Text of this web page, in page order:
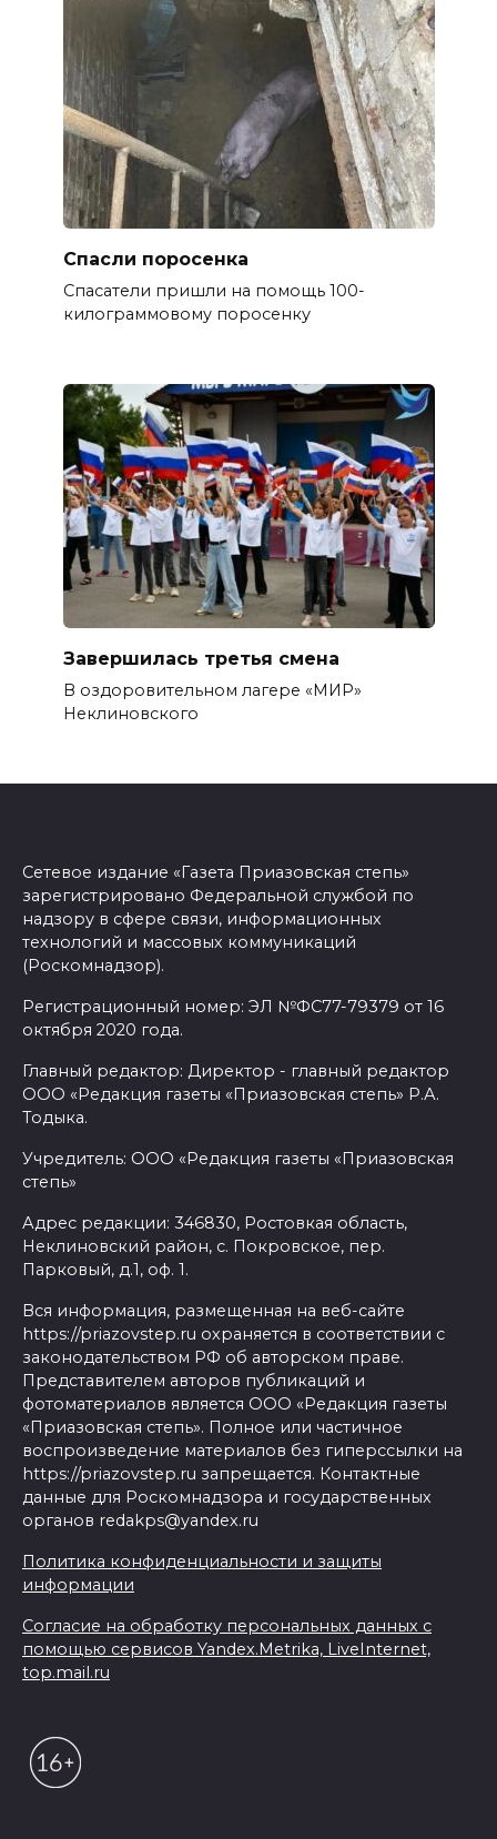
Спасли поросенка
Спасатели пришли на помощь 100-
килограммовому поросенку
Завершилась третья смена
В оздоровительном лагере «МИР»
Неклиновского
Сетевое издание «Газета Приазовская степь»
зарегистрировано Федеральной службой по
надзору в сфере связи, информационных
технологий и массовых коммуникаций
(Роскомнадзор).
Регистрационный номер: ЭЛ №ФС77-79379 от 16
октября 2020 года.
Главный редактор: Директор - главный редактор
ООО «Редакция газеты «Приазовская степь» Р.А.
Тодыка.
Учредитель: ООО «Редакция газеты «Приазовская
степь»
Адрес редакции: 346830, Ростовкая область,
Неклиновский район, с. Покровское, пер.
Парковый, д.1, оф. 1.
Вся информация, размещенная на веб-сайте
https://priazovstep.ru охраняется в соответствии с
законодательством РФ об авторском праве.
Представителем авторов публикаций и
фотоматериалов является ООО «Редакция газеты
«Приазовская степь». Полное или частичное
воспроизведение материалов без гиперссылки на
https://priazovstep.ru запрещается. Контактные
данные для Роскомнадзора и государственных
органов redakps@yandex.ru
Политика конфиденциальности и защиты
информации
Согласие на обработку персональных данных с
помощью сервисов Yandex.Metrika, LiveInternet,
top.mail.ru